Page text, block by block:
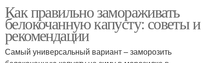
Как правильно замораживать
белокочанную капусту: советы и
рекомендации
Самый универсальный вариант – заморозить